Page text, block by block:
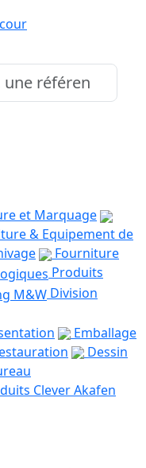
et Marquage
& Equipement de
Fourniture
Produits
Division
Emballage
Dessin
Clever Akafen